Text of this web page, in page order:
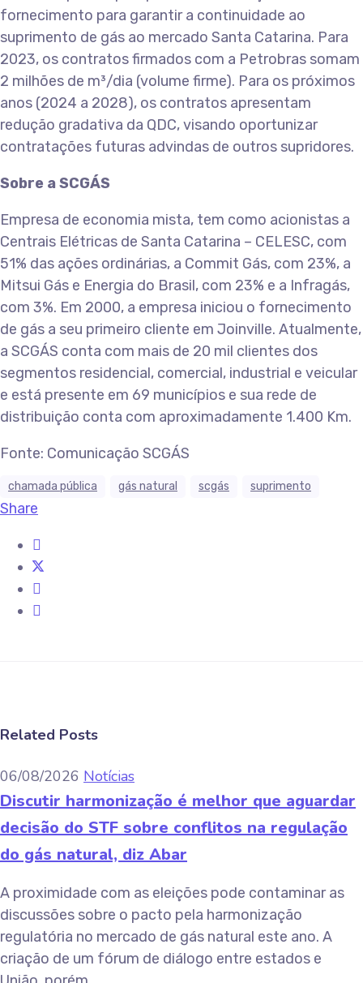
fornecimento para garantir a continuidade ao
suprimento de gás ao mercado Santa Catarina. Para
2023, os contratos firmados com a Petrobras somam
2 milhões de m³/dia (volume firme). Para os próximos
anos (2024 a 2028), os contratos apresentam
redução gradativa da QDC, visando oportunizar
contratações futuras advindas de outros supridores.
Sobre a SCGÁS
Empresa de economia mista, tem como acionistas a
Centrais Elétricas de Santa Catarina – CELESC, com
51% das ações ordinárias, a Commit Gás, com 23%, a
Mitsui Gás e Energia do Brasil, com 23% e a Infragás,
com 3%. Em 2000, a empresa iniciou o fornecimento
de gás a seu primeiro cliente em Joinville. Atualmente,
a SCGÁS conta com mais de 20 mil clientes dos
segmentos residencial, comercial, industrial e veicular
e está presente em 69 municípios e sua rede de
distribuição conta com aproximadamente 1.400 Km.
Fonte: Comunicação SCGÁS
chamada pública gás natural scgás suprimento
Share
Related Posts
06/08/2026 Notícias
Discutir harmonização é melhor que aguardar
decisão do STF sobre conflitos na regulação
do gás natural, diz Abar
A proximidade com as eleições pode contaminar as
discussões sobre o pacto pela harmonização
regulatória no mercado de gás natural este ano. A
criação de um fórum de diálogo entre estados e